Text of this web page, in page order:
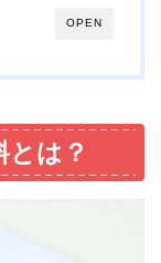
OPEN
は？